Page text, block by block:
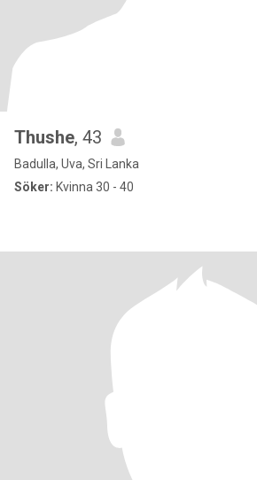
Thushe, 43
Badulla, Uva, Sri Lanka
Söker: Kvinna 30 - 40